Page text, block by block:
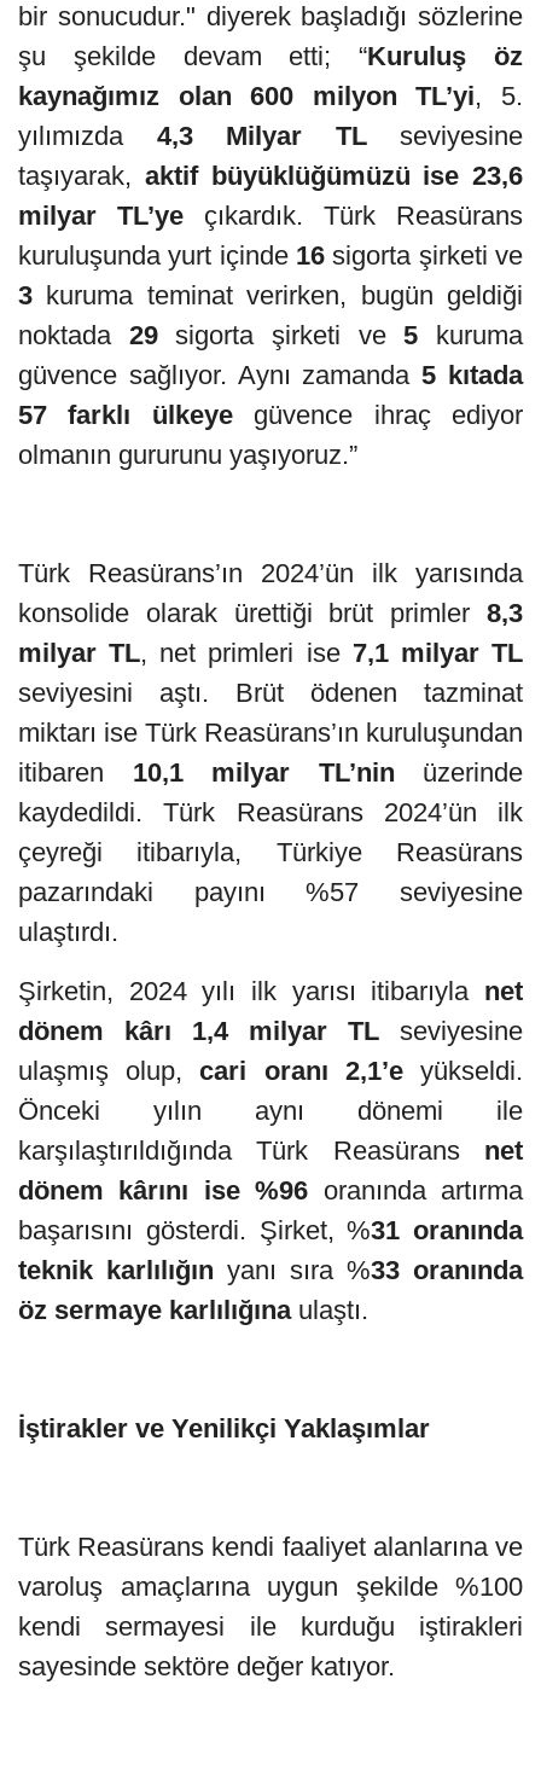
bir sonucudur." diyerek başladığı sözlerine
şu şekilde devam etti; “Kuruluş
öz
kaynağımız olan
600 milyon TL’yi, 5.
yılımızda 4,3 Milyar TLseviyesine
taşıyarak, aktif büyüklüğümüzü ise 23,6
milyar TL’ye çıkardık. Türk Reasürans
kuruluşunda yurt içinde 16 sigorta şirketi ve
3 kuruma teminat verirken, bugün geldiği
noktada 29sigorta şirketi ve5 kuruma
güvence sağlıyor. Aynı zamanda5 kıtada
57 farklı ülkeyegüvence ihraç ediyor
olmanın gururunu yaşıyoruz.”
Türk Reasürans’ın 2024’ün ilk yarısında
konsolide olarak ürettiği brüt primler 8,3
milyar TL, net primleri ise 7,1 milyar TL
seviyesini aştı. Brüt ödenen tazminat
miktarı ise Türk Reasürans’ın kuruluşundan
itibaren 10,1 milyar TL’nin üzerinde
kaydedildi. Türk Reasürans 2024’ün ilk
çeyreği itibarıyla, Türkiye Reasürans
pazarındaki payını %57 seviyesine
ulaştırdı.
Şirketin, 2024 yılı ilk yarısı itibarıyla net
dönem kârı 1,4 milyar TL seviyesine
ulaşmış olup,cari oranı 2,1’eyükseldi.
Önceki yılın aynı dönemi ile
karşılaştırıldığında Türk Reasürans net
dönem kârını ise %96 oranında artırma
başarısını gösterdi. Şirket, %31 oranında
teknik karlılığın yanı sıra %33 oranında
öz sermaye karlılığına ulaştı.
İştirakler ve Yenilikçi Yaklaşımlar
Türk Reasürans kendi faaliyet alanlarına ve
varoluş amaçlarına uygun şekilde %100
kendi sermayesi ile kurduğu iştirakleri
sayesinde sektöre değer katıyor.